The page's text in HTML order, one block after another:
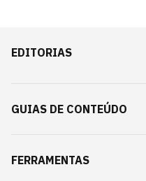
EDITORIAS
GUIAS DE CONTEÚDO
FERRAMENTAS